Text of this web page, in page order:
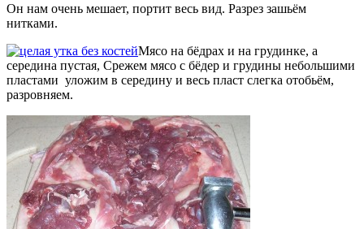
Он нам очень мешает, портит весь вид. Разрез зашьём
нитками.
Мясо на бёдрах и на грудинке, а
середина пустая, Срежем мясо с бёдер и грудины небольшими
пластами уложим в середину и весь пласт слегка отобьём,
разровняем.